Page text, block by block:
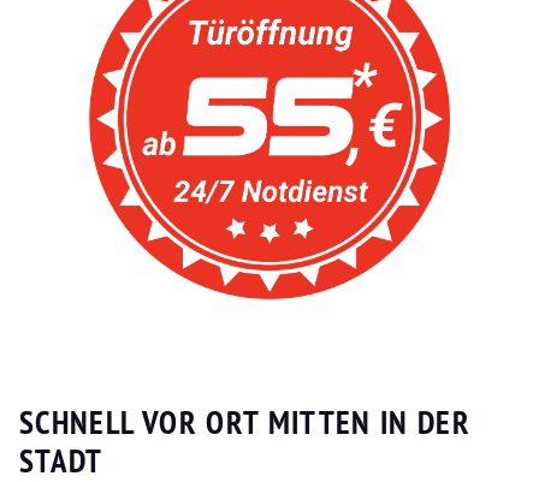
SCHNELL VOR ORT MITTEN IN DER
STADT